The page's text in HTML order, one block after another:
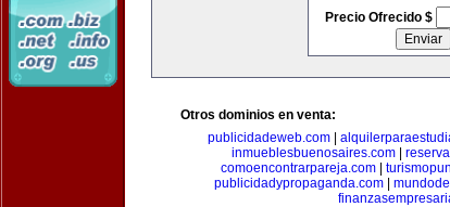
Precio Ofrecido $
Otros dominios en venta:
publicidadeweb.com|
inmueblesbuenosaires.com|
comoencontrarpareja.com
publicidadypropaganda.com|